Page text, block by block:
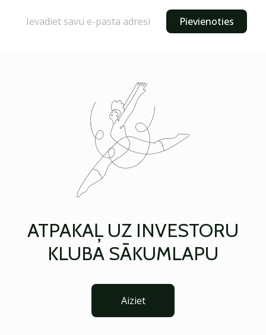
Pievienoties
ATPAKAĻ UZ INVESTORU
KLUBA SĀKUMLAPU
Aiziet